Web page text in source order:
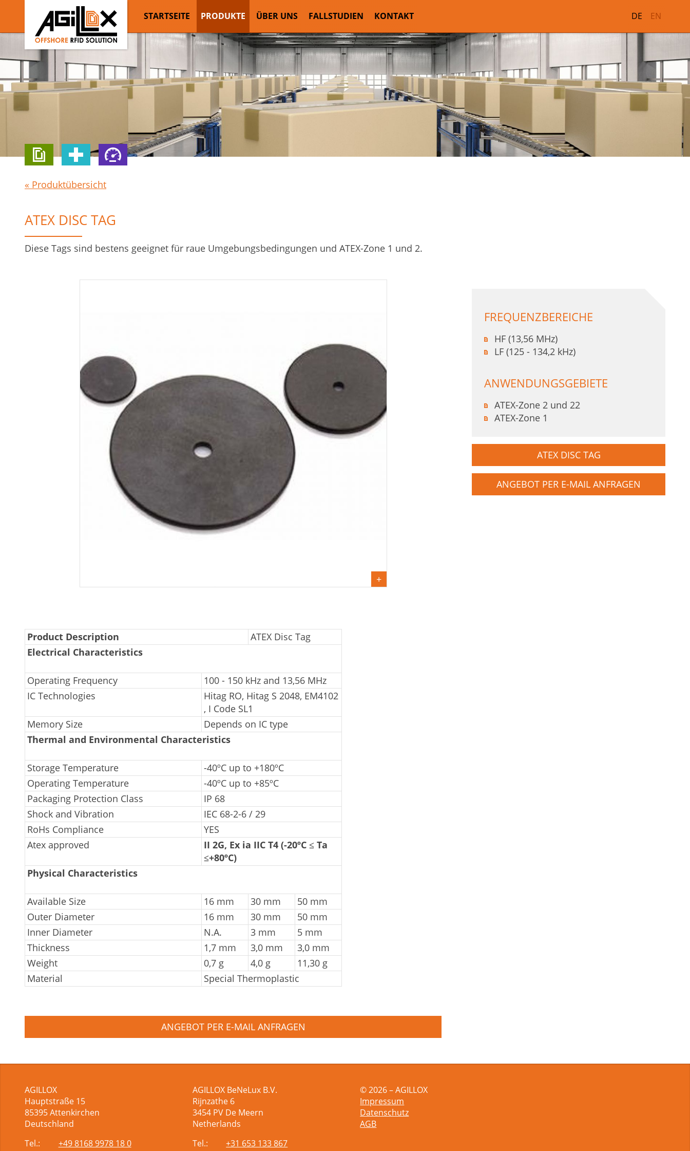
STARTSEITE PRODUKTE ÜBER UNS FALLSTUDIEN KONTAKT DE EN
« Produktübersicht
ATEX DISC TAG
Diese Tags sind bestens geeignet für raue Umgebungsbedingungen und ATEX-Zone 1 und 2.
Product Description
ATEX Disc Tag
Electrical Characteristics
Operating Frequency
100 - 150 kHz and 13,56 MHz
IC Technologies
Hitag RO, Hitag S 2048, EM4102
, I Code SL1
Memory Size
Depends on IC type
Thermal and Environmental Characteristics
Storage Temperature
-40ºC up to +180ºC
Operating Temperature
-40ºC up to +85ºC
Packaging Protection Class
IP 68
Shock and Vibration
IEC 68-2-6 / 29
RoHs Compliance
YES
Atex approved
II 2G, Ex ia IIC T4 (-20ºC ≤ Ta
≤+80ºC)
Physical Characteristics
Available Size 16 mm 30 mm
50 mm
Outer Diameter
16 mm 30 mm
50 mm
Inner Diameter
N.A. 3 mm
5 mm
Thickness
1,7 mm 3,0 mm
3,0 mm
Weight
0,7 g 4,0 g
11,30 g
Material
Special Thermoplastic
ANGEBOT PER E-MAIL ANFRAGEN
FREQUENZBEREICHE
HF (13,56 MHz)
LF (125 - 134,2 kHz)
ANWENDUNGSGEBIETE
ATEX-Zone 2 und 22
ATEX-Zone 1
ATEX DISC TAG
ANGEBOT PER E-MAIL ANFRAGEN
AGILLOX
Hauptstraße 15
85395Attenkirchen
Deutschland
Tel.:
+49 8168 9978 18 0
AGILLOX BeNeLux B.V.
Rijnzathe 6
3454 PV De Meern
Netherlands
Tel.:
+31 653 133 867
© 2026 – AGILLOX
Impressum
Datenschutz
AGB